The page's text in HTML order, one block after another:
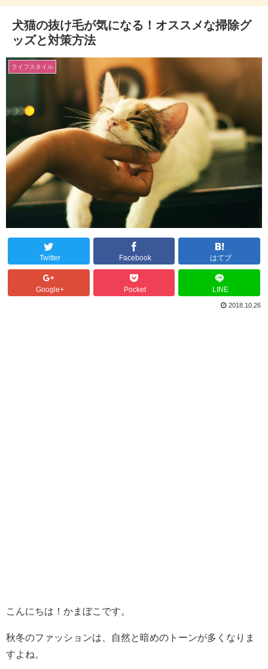
犬猫の抜け毛が気になる！オススメな掃除グ
ッズと対策方法
ライフスタイル
Twitter Facebook はてブ
Google+ Pocket LINE
2018.10.26
こんにちは！かまぼこです。
秋冬のファッションは、自然と暗めのトーンが多くなりま
すよね。